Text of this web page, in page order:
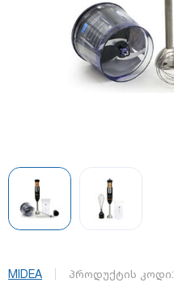
MIDEA პროდუქტის კოდი: